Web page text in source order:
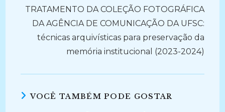
TRATAMENTO DA COLEÇÃO FOTOGRÁFICA
DA AGÊNCIA DE COMUNICAÇÃO DA UFSC:
técnicas arquivísticas para preservação da
memória institucional (2023-2024)
VOCÊ TAMBÉM PODE GOSTAR